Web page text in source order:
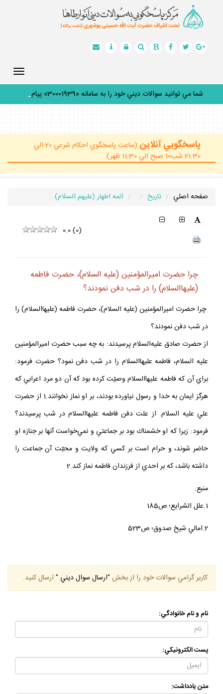
شما مي توانيد سوالات ديني خود را به سامانه «30001939» پيامك
پاسخگويي آنلاين
(ساعت پاسخگوي احكام شرعي 20 الي
21:30 شب10 صبح الي 11:30 ظهر)
صفحه اصلي تاريخ ائمه اطهار (عليهم السلام)
0.0(0)
چرا حضرت اميرالمؤمنين (عليه السلام)، حضرت فاطمه
(عليهاالسلام) را در شب دفن نمودند؟
چرا حضرت اميرالمؤمنين (عليه السلام)، حضرت فاطمه (عليهاالسلام) را
در شب دفن نمودند؟
از حضرت صادق عليه‌السلام پرسيدند: به چه سبب حضرت اميرالمؤمنين
عليه السلام، فاطمه عليهاالسلام را در شب دفن نمود؟ حضرت فرمود:
براي آن كه فاطمه عليهاالسلام وصيّت كرده بود كه آن دو مرد اعرابي كه
هرگز ايمان به خدا و رسول نياورده بودند، بر او نماز نخوانند.1 از حضرت
علي عليه السلام. از علت دفن فاطمه عليهاالسلام در شب پرسيدند؟
فرمود: زيرا كه او خشمناك بود بر جماعتي و نمي‌خواست آنها بر جنازه او
حاضر شوند، و حرام است بر كسي كه ولايت و محبّت آن جماعت را
داشته باشد، كه بر احدي از فرزندان فاطمه نماز كند.2
منبع:
1.علل الشرايع؛ ص185
2.امالي شيخ صدوق؛ ص523
كاربر گرامي سوالات خود را از بخش "ارسال سوال ديني " ارسال كنيد.
نام و نام خانوادگي:
پست الكترونيكي:
متن يادداشت: